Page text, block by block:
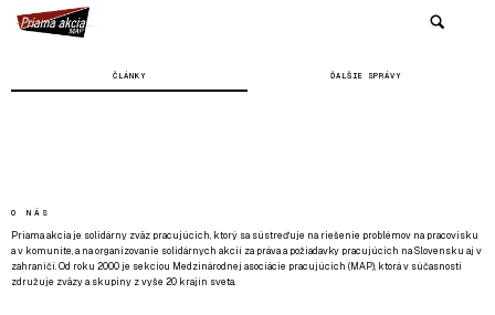
ČLÁNKY ĎALŠIE SPRÁVY
O NÁS
Priama akcia je solidárny zväz pracujúcich, ktorý sa sústreďuje na riešenie problémov na pracovisku
a v komunite, a na organizovanie solidárnych akcií za práva a požiadavky pracujúcich na Slovensku aj v
zahraničí. Od roku 2000 je sekciou Medzinárodnej asociácie pracujúcich (MAP), ktorá v súčasnosti
združuje zväzy a skupiny z vyše 20 krajín sveta.